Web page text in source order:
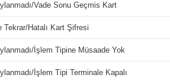
Vade Sonu Geçmis Kart
Tekrar/Hatalı Kart Şifresi
İşlem Tipine Müsaade Yok
İşlem Tipi Terminale Kapalı